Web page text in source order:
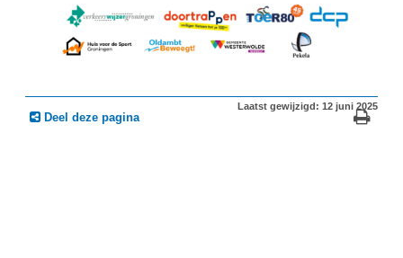
Deel deze pagina
Laatst gewijzigd: 12 juni 2025